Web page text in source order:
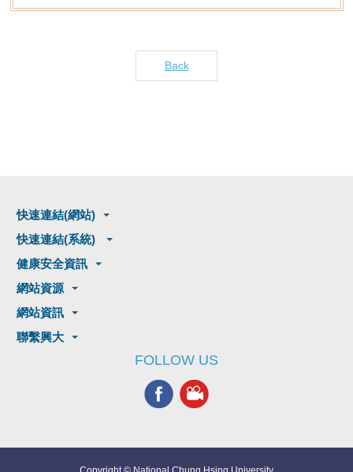
Back
快速連結(網站)
快速連結(系統)
健康安全資訊
網站資源
網站資訊
聯繫興大
FOLLOW US